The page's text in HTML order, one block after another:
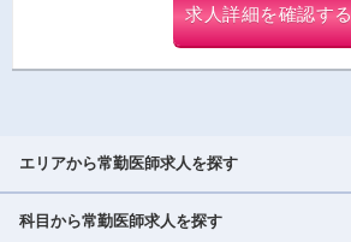
求人詳細を確認する
エリアから常勤医師求人を探す
北海道・東北
科目から常勤医師求人を探す